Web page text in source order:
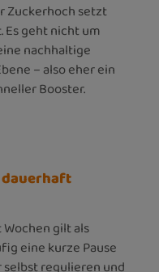
Zuckerhoch setzt
geht nicht um
nachhaltige
– also eher ein
Booster.
gilt als
eine kurze Pause
regulieren und